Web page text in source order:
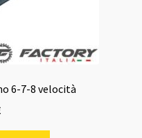
6-7-8 velocità